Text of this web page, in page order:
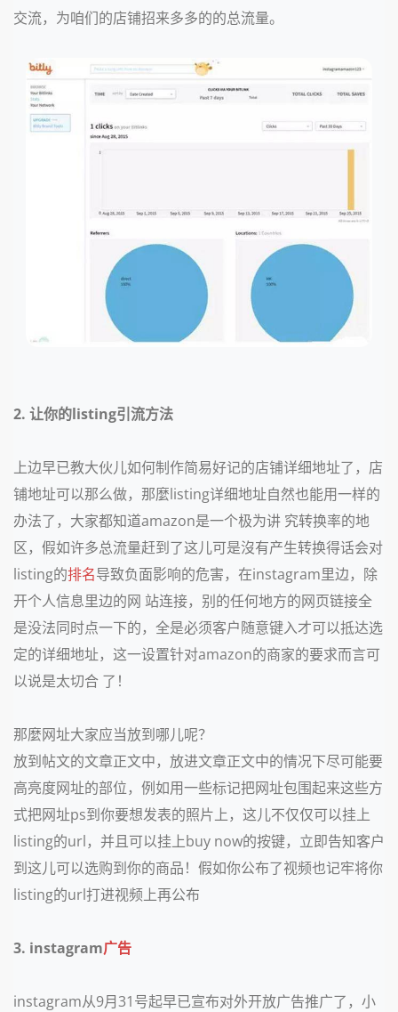
交流，为咱们的店铺招来多多的的总流量。
2. 让你的listing引流方法
上边早已教大伙儿如何制作简易好记的店铺详细地址了，店
铺地址可以那么做，那麼listing详细地址自然也能用一样的
办法了，大家都知道amazon是一个极为讲 究转换率的地
区，假如许多总流量赶到了这儿可是沒有产生转换得话会对
listing的排名导致负面影响的危害，在instagram里边，除
开个人信息里边的网 站连接，别的任何地方的网页链接全
是没法同时点一下的，全是必须客户随意键入才可以抵达选
定的详细地址，这一设置针对amazon的商家的要求而言可
以说是太切合 了！
那麼网址大家应当放到哪儿呢？
放到帖文的文章正文中，放进文章正文中的情况下尽可能要
高亮度网址的部位，例如用一些标记把网址包围起来这些方
式把网址ps到你要想发表的照片上，这儿不仅仅可以挂上
listing的url，并且可以挂上buy now的按键，立即告知客户
到这儿可以选购到你的商品！假如你公布了视频也记牢将你
listing的url打进视频上再公布
3. instagram广告
instagram从9月31号起早已宣布对外开放广告推广了，小